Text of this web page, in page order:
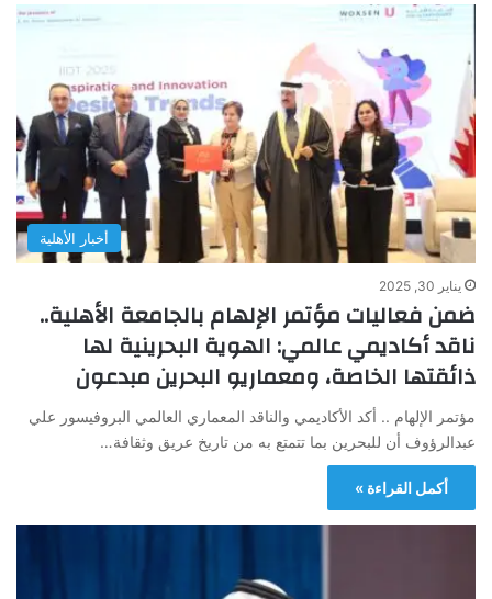
أخبار الأهلية
يناير 30, 2025
ضمن فعاليات مؤتمر الإلهام بالجامعة الأهلية..
ناقد أكاديمي عالمي: الهوية البحرينية لها
ذائقتها الخاصة، ومعماريو البحرين مبدعون
مؤتمر الإلهام .. أكد الأكاديمي والناقد المعماري العالمي البروفيسور علي
عبدالرؤوف أن للبحرين بما تتمتع به من تاريخ عريق وثقافة…
أكمل القراءة »